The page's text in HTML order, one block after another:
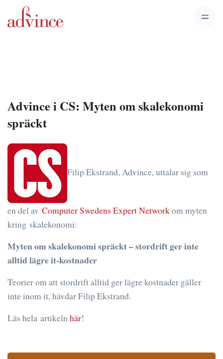
Advince i CS: Myten om skalekonomi
spräckt
Filip Ekstrand, Advince, uttalar sig som
en del av Computer Swedens Expert Networkom myten
kring skalekonomi:
Myten om skalekonomi spräckt – stordrift ger inte
alltid lägre it-kostnader
Teorier om att stordrift alltid ger lägre kostnader gäller
inte inom it, hävdar Filip Ekstrand.
Läs hela artikelnhär!